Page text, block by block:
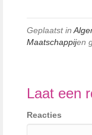
Geplaatst in
Maatschappijen
Laat een
Reacties